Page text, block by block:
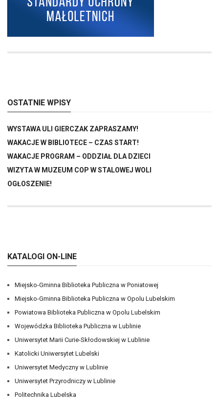
OSTATNIE WPISY
WYSTAWA ULI GIERCZAK ZAPRASZAMY!
WAKACJE W BIBLIOTECE – CZAS START!
WAKACJE PROGRAM – ODDZIAŁ DLA DZIECI
WIZYTA W MUZEUM COP W STALOWEJ WOLI
OGŁOSZENIE!
KATALOGI ON-LINE
Miejsko-Gminna Biblioteka Publiczna w Poniatowej
Miejsko-Gminna Biblioteka Publiczna w Opolu Lubelskim
Powiatowa Biblioteka Publiczna w Opolu Lubelskim
Wojewódzka Biblioteka Publiczna w Lublinie
Uniwersytet Marii Curie-Skłodowskiej w Lublinie
Katolicki Uniwersytet Lubelski
Uniwersytet Medyczny w Lublinie
Uniwersytet Przyrodniczy w Lublinie
Politechnika Lubelska